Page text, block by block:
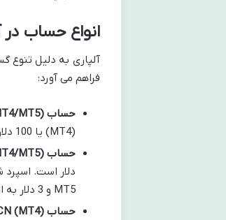
انواع حساب در
آلپاری به دلیل تنوع
فراهم می آورد:
حساب Standard (MT4/MT5):
(MT4) یا 100 دلار (MT5) است. اسپرد در این حساب از 1.7 پیپ شروع می شود و کمیسیون ندارد.
حساب ECN (MT4/MT5):
MT5 و 3 دلار به ازای هر لات در MT4 دریافت می شود.
حساب Pro ECN (MT4):